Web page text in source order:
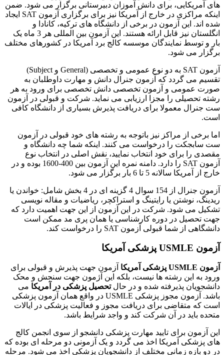
های آمریکایی، برای دانش آموزان دبیرستانی برگزار می شود. ضمن
اینکه مراکزی در خارج از آمریکا نیز برای برگزاری آزمون SAT ایجاد
شده اند. این آزمون در برخی از دانشگاه های ترکیه، کانادا و
انگلستان نیز قابل ارائه هستند. این آزمون بین المللی هر 3 ماه یک
بار و توسط نمایندگان موسسه کالج برد آمریکا در کشورهای مختلف
برگزار می شود.
آزمون SAT به دو نوع عمومی و تخصصی (General و Subject)
تقسیم می گردد که آزمون جنرال دانش و مهارت داوطلبان به
صورت عمومی و آزمون تخصصی دانش تخصصی برای ورود به هر
رشته تحصیلی را مجزا ارزیابی می نماید. شرکت و قبولی در آزمون
ست جنرال معمولا برای دریافت پذیرش بسیاری از دانشگاه‎ کافی
است.
اما برخی از مراکز نیز باتوجه به رشته های خود قبولی در آزمون
ست سابجکت را درخواست می کنند. اینکه شما چه دانشگاه و
مقصدی را برای خود انتخاب نمایید، نقش اصلی در انتخاب نوع
آزمون SAT را دارد. دامنه‌ نمره این آزمون بین 400-1600 بوده و در
خارج از آمریکا سالانه 5 تا 6 بار برگزار می شود.
آزمون جنرال از 154 سوال 4 گزینه ای در 4 بخش شامل: خواندن یا
ریدینگ، نوشتن یا رایتینگ و استراکچر، ریاضیات و مقاله نویسی
تشکیل می شود. شرکت در این آزمون از این جهت اهمیت دارد که
جهت تحصیل در دوره کارشناسی یا همان پری مد ممکن است
دانشگاهی از شما قبولی آزمون SAT را درخواست کند.
آزمون USMLE پزشکی آمریکا
آزمون USMLE پزشکی آمریکا آزمون جهت پذیرش و قبولی برای
ورود به این رشته ها نیست، بلکه این آژمون جهت سنجش و محک
دانشجویان پذیرفته شده و در حالتحصیل پزشکی در آمریکا می
باشد. آزمون مجوز پزشکی USMLE در واقع همان آزمون پزشکی
است که متقاضی برای دریافت مجوز و فعالیت پزشکی در ایالات
متحده باید در آن شرکت کند و واجد شرایط باشد.
این آزمون برای تایید مهارت پزشکی دانشجو از سوی انجمن کالج
های پزشکی آمریکا اخذ می گردد و یک آزمونی دو مرحله ای بوده که
در دو بازه زمانی مختلف از دانشجویان پزشکی اخذ می شود. مرحله